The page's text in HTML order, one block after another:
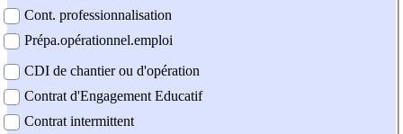
Cont. professionnalisation
Prépa.opérationnel.emploi
CDI de chantier ou d'opération
Contrat d'Engagement Educatif
Contrat intermittent